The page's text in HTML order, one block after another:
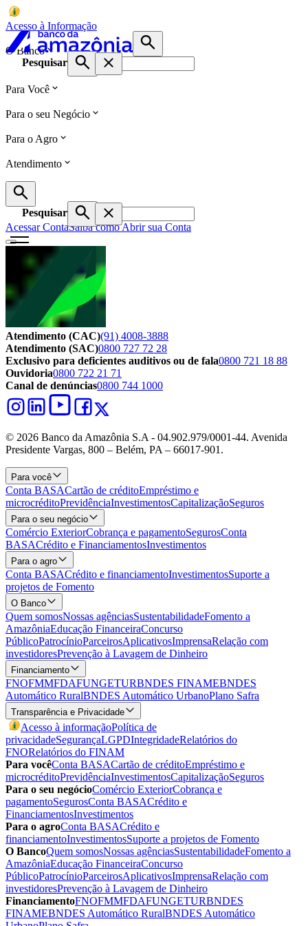
Acesso à Informação
O Banco
Pesquisar
Para Você
Para o seu Negócio
Para o Agro
Atendimento
Pesquisar
Acessar ContaSaiba como Abrir sua Conta
Atendimento (CAC)(91) 4008-3888
Atendimento (SAC)0800 727 72 28
Exclusivo para deficientes auditivos ou de fala0800 721 18 88
Ouvidoria0800 722 21 71
Canal de denúncias0800 744 1000
© 2026 Banco da Amazônia S.A - 04.902.979/0001‐44. Avenida
Presidente Vargas, 800 – Belém, PA – 66017-901.
Para você
Conta BASACartão de créditoEmpréstimo e
microcréditoPrevidênciaInvestimentosCapitalizaçãoSeguros
Para o seu negócio
Comércio ExteriorCobrança e pagamentoSegurosConta
BASACrédito e FinanciamentosInvestimentos
Para o agro
Conta BASACrédito e financiamentoInvestimentosSuporte a
projetos de Fomento
O Banco
Quem somosNossas agênciasSustentabilidadeFomento a
AmazôniaEducação FinanceiraConcurso
PúblicoPatrocínioParceirosAplicativosImprensaRelação com
investidoresPrevenção à Lavagem de Dinheiro
Financiamento
FNOFMMFDAFUNGETURBNDES FINAMEBNDES
Automático RuralBNDES Automático UrbanoPlano Safra
Transparência e Privacidade
Acesso à informaçãoPolítica de
privacidadeSegurançaLGPDIntegridadeRelatórios do
FNORelatórios do FINAM
Para vocêConta BASACartão de créditoEmpréstimo e
microcréditoPrevidênciaInvestimentosCapitalizaçãoSeguros
Para o seu negócioComércio ExteriorCobrança e
pagamentoSegurosConta BASACrédito e
FinanciamentosInvestimentos
Para o agroConta BASACrédito e
financiamentoInvestimentosSuporte a projetos de Fomento
O BancoQuem somosNossas agênciasSustentabilidadeFomento a
AmazôniaEducação FinanceiraConcurso
PúblicoPatrocínioParceirosAplicativosImprensaRelação com
investidoresPrevenção à Lavagem de Dinheiro
FinanciamentoFNOFMMFDAFUNGETURBNDES
FINAMEBNDES Automático RuralBNDES Automático